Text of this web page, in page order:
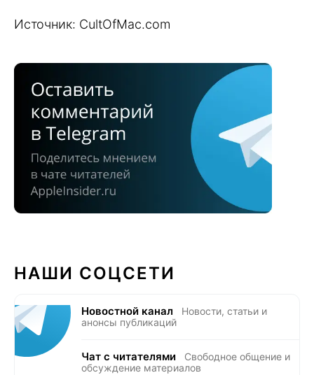
Источник: CultOfMac.com
НАШИ СОЦСЕТИ
Новостной канал
Новости, статьи и
анонсы публикаций
Чат с читателями
Свободное общение и
обсуждение материалов